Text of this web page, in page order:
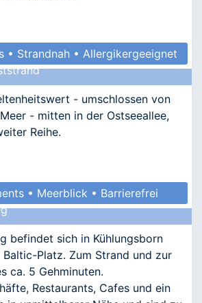
• Strandnah • Allergikergeeignet
- umschlossen von
- mitten in der Ostseeallee,
Reihe.
• Meerblick • Barrierefrei
Allergikergeeignet
befindet sich in Kühlungsborn
Platz. Zum Strand und zur
ca. 5 Gehminuten.
Restaurants, Cafes und ein